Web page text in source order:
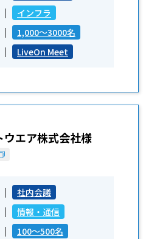
インフラ
1,000～3000名
LiveOn Meet
エア株式会社様
社内会議
情報・通信
100～500名